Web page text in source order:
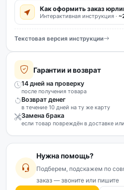
Как оформить заказ
Интерактивная инструкция ·
Текстовая версия инструкции
Гарантии и возврат
14 дней на проверку
после получения товара
Возврат денег
в течение 10 дней на ту же карту
Замена брака
если товар повреждён в доставке
Нужна помощь?
Подберем, подскажем по
заказ — звоните или пишите